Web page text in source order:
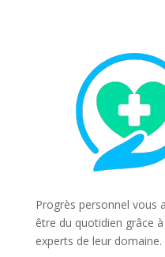
Progrès personnel vous
être du quotidien grâce
experts de leur domaine.